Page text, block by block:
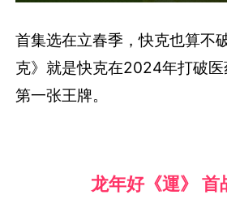
首集选在立春季，快克也算不
克》就是快克在2024年打破
第一张王牌。
龙年好《運》 首